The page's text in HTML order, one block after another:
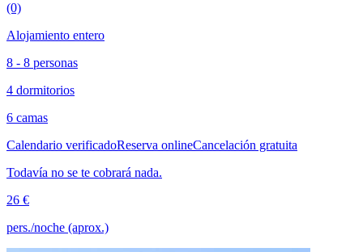
(0)
Alojamiento entero
8 - 8 personas
4 dormitorios
6 camas
Calendario verificadoReserva onlineCancelación gratuita
Todavía no se te cobrará nada.
26 €
pers./noche (aprox.)